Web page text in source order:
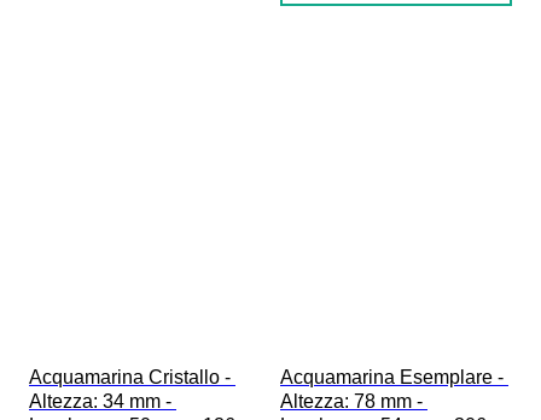
Acquamarina Cristallo -
Altezza: 34 mm -
Acquamarina Esemplare -
Altezza: 78 mm -